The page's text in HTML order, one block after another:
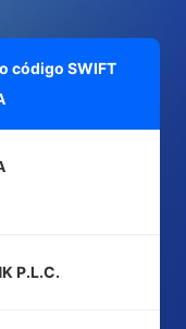
código SWIFT
P.L.C.